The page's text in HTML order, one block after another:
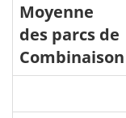
Moyenne
des parcs de
Combinaison